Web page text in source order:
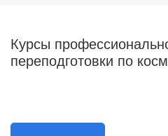
Курсы
переподготовки по